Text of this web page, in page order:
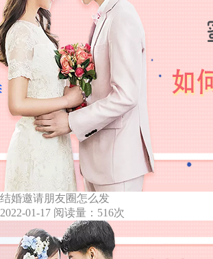
结婚邀请朋友圈怎么发
2022-01-17 阅读量：516次